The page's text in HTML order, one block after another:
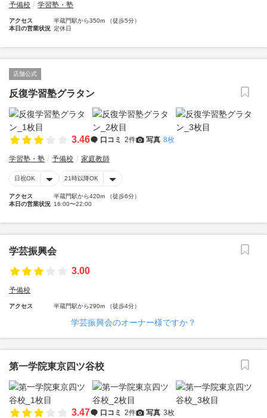
予備校 学習塾・塾
アクセス
半蔵門駅から350m （徒歩5分）
本日の営業状況 定休日
店舗公式
反復学習塾グラタン
3.46 口コミ 2件 写真 8枚
学習塾・塾 予備校 家庭教師
日祝OK 21時以降OK
アクセス
半蔵門駅から420m （徒歩6分）
本日の営業状況 16:00〜22:00
学芸振興会
3.00
予備校
アクセス 半蔵門駅から290m （徒歩4分）
学芸振興会のオーナー様ですか？
第一学院東京四ツ谷校
3.47 口コミ 2件 写真 3枚